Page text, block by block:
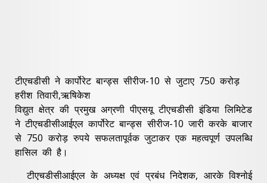
टीएचडीसी ने कार्पोरेट बान्ड्स सीरीज-10 से जुटाए 750 करोड़
हरीश तिवारी,ऋषिकेश
विद्युत क्षेत्र की प्रमुख अग्रणी पीएसयू टीएचडीसी इंडिया लिमिटेड
ने टीएचडीसीआईएल कार्पोरेट बान्ड्स सीरीज-10 जारी करके बाजार
से 750 करोड़ रुपये सफलतापूर्वक जुटाकर एक महत्वपूर्ण उपलब्धि
हासिल की है।
टीएचडीसीआईएल के अध्यक्ष एवं प्रबंध निदेशक, आरके विश्‍नोई